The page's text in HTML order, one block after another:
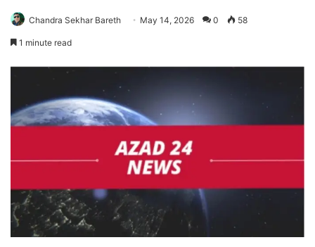
Chandra Sekhar Bareth May 14, 2026 0 58
1 minute read